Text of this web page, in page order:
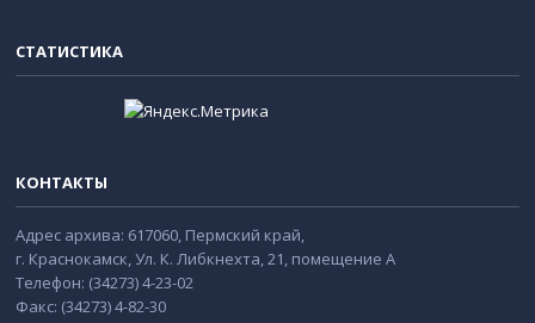
СТАТИСТИКА
КОНТАКТЫ
Адрес архива: 617060, Пермский край,
г. Краснокамск, Ул. К. Либкнехта, 21, помещение А
Телефон: (34273) 4-23-02
Факс: (34273) 4-82-30